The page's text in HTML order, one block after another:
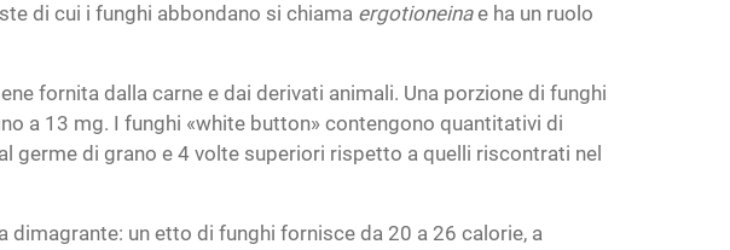
di cui i funghi abbondano si chiama ergotioneinae ha un ruolo
fornita dalla carne e dai derivati animali. Una porzione di funghi
a 13 mg. I funghi «white button» contengono quantitativi di
di grano e 4 volte superiori rispetto a quelli riscontrati nel
un etto di funghi fornisce da 20 a 26 calorie, a